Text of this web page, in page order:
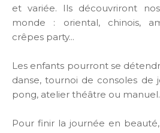
et variée. Ils découvriront
monde : oriental, chinois,
crêpes party...
Les enfants pourront se
danse, tournoi de consoles de
pong, atelier théâtre ou manuel.
Pour finir la journée en beauté,